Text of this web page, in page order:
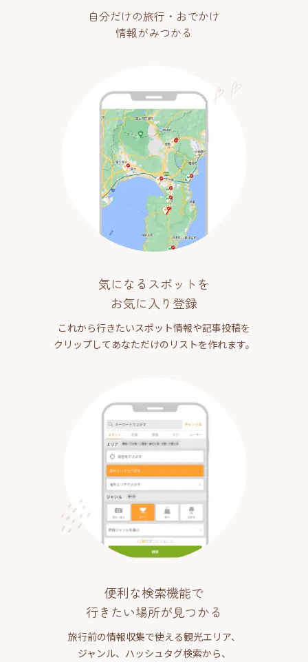
自分だけの旅行・おでかけ
情報がみつかる
気になるスポットを
お気に入り登録
これから行きたいスポット情報や記事投稿を
クリップしてあなただけのリストを作れます。
便利な検索機能で
行きたい場所が見つかる
旅行前の情報収集で使える観光エリア、
ジャンル、ハッシュタグ検索から、